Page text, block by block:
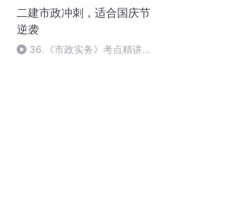
二建市政冲刺，适合国庆节
逆袭
36.《市政实务》考点精讲第